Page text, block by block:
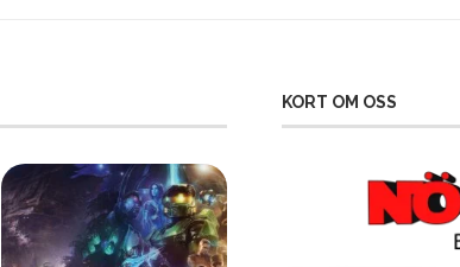
KORT OM OSS